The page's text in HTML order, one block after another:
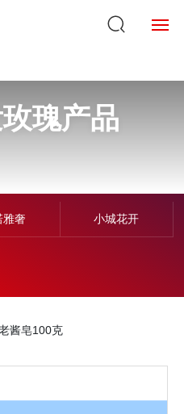
瑰产品
雅奢 小城花开
酱皂100克